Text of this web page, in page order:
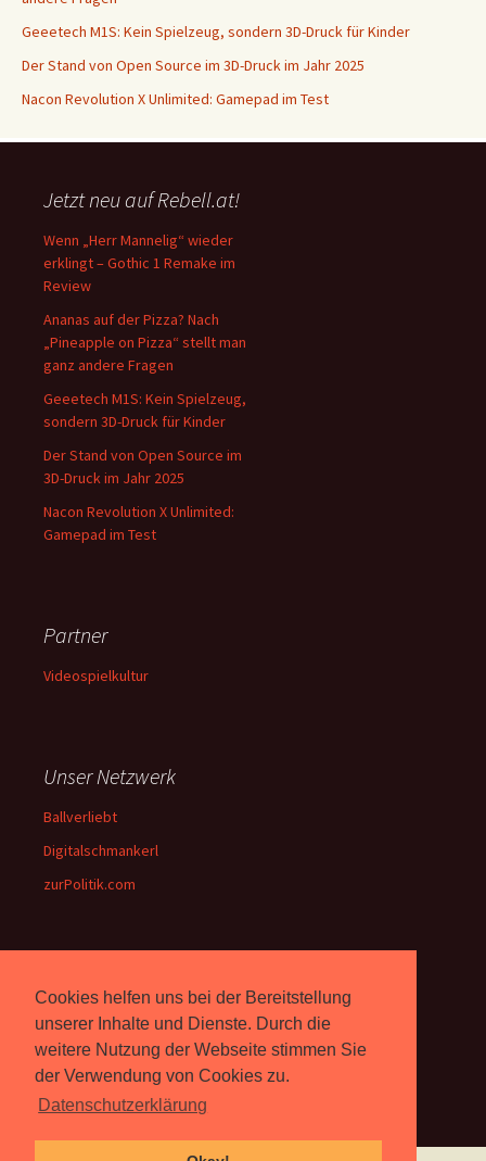
Cookies helfen uns bei der Bereitstellung
unserer Inhalte und Dienste. Durch die
weitere Nutzung der Webseite stimmen Sie
der Verwendung von Cookies zu.
Datenschutzerklärung
Geeetech M1S: Kein Spielzeug, sondern 3D-Druck für Kinder
Der Stand von Open Source im 3D-Druck im Jahr 2025
Nacon Revolution X Unlimited: Gamepad im Test
Jetzt neu auf Rebell.at!
Wenn „Herr Mannelig“ wieder
erklingt – Gothic 1 Remake im
Review
Ananas auf der Pizza? Nach
„Pineapple on Pizza“ stellt man
ganz andere Fragen
Geeetech M1S: Kein Spielzeug,
sondern 3D-Druck für Kinder
Der Stand von Open Source im
3D-Druck im Jahr 2025
Nacon Revolution X Unlimited:
Gamepad im Test
Partner
Videospielkultur
Unser Netzwerk
Ballverliebt
Digitalschmankerl
zurPolitik.com
Über Uns
Rebell.atberichtet seit 2003
unabhängig über Computer-
und Videospiele. ( Impressum )